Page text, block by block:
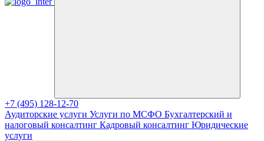
+7 (495) 128-12-70
Аудиторские услуги Услуги по МСФО Бухгалтерский и
налоговый консалтинг Кадровый консалтинг Юридические
услуги